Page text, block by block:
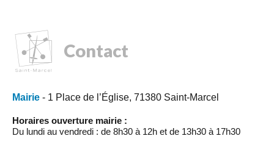
Contact
Mairie - 1 Place de l’Église, 71380 Saint-Marcel
Horaires ouverture mairie :
Du lundi au vendredi : de 8h30 à 12h et de 13h30 à 17h30